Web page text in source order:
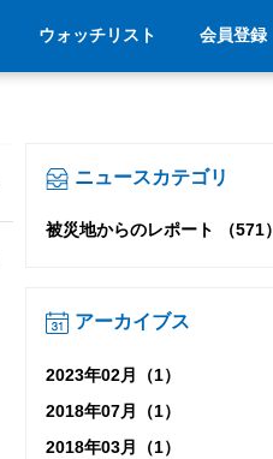
ウォッチリスト 会員登録
ニュースカテゴリ
被災地からのレポート （571）
アーカイブス
2023年02月（1）
2018年07月（1）
2018年03月（1）